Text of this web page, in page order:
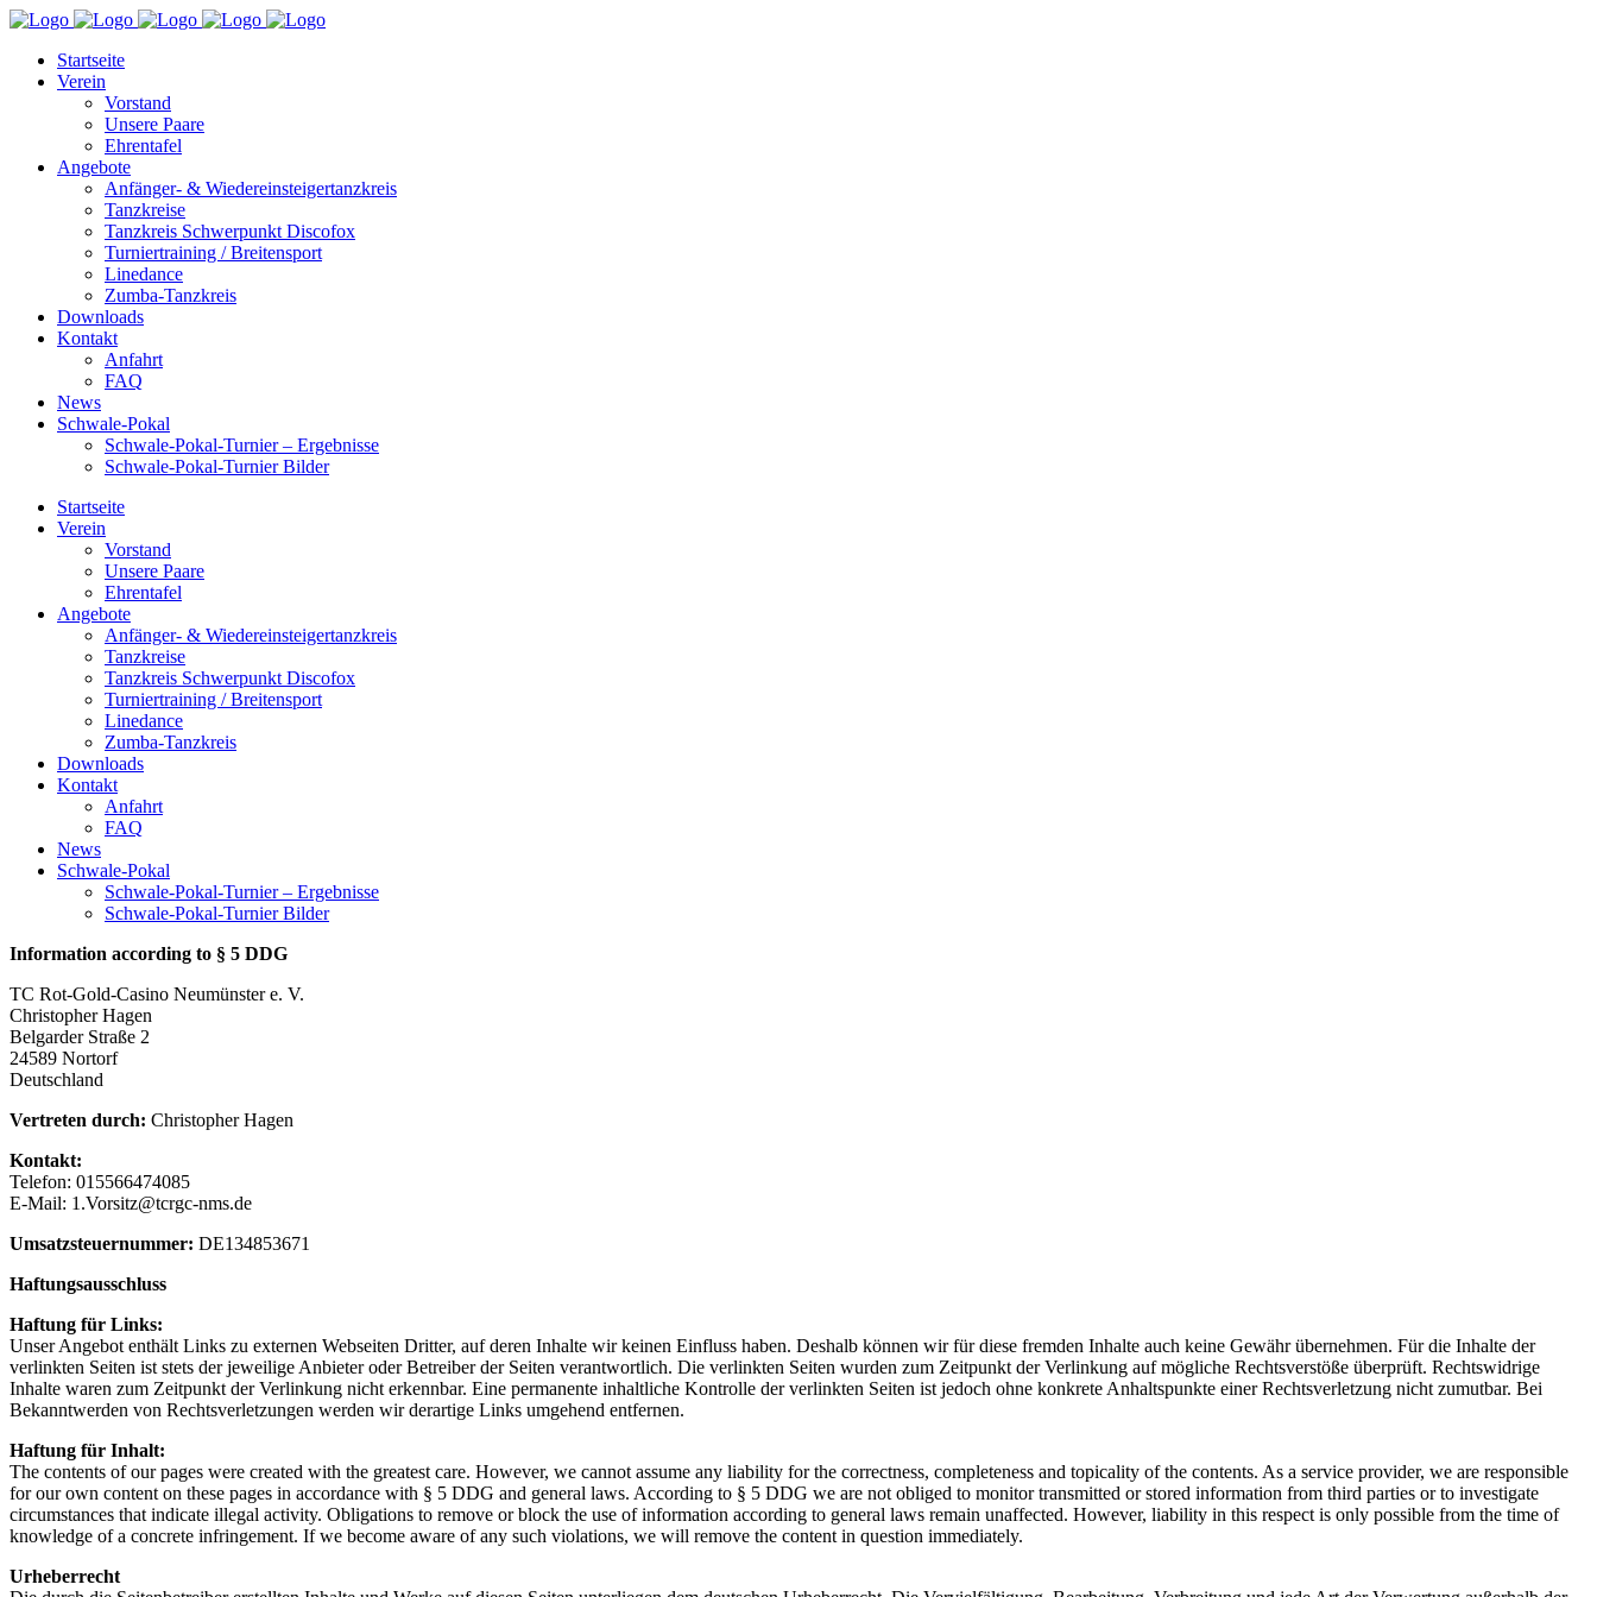
Startseite
Verein
Vorstand
Unsere Paare
Ehrentafel
Angebote
Anfänger- & Wiedereinsteigertanzkreis
Tanzkreise
Tanzkreis Schwerpunkt Discofox
Turniertraining / Breitensport
Linedance
Zumba-Tanzkreis
Downloads
Kontakt
Anfahrt
FAQ
News
Schwale-Pokal
Schwale-Pokal-Turnier – Ergebnisse
Schwale-Pokal-Turnier Bilder
Startseite
Verein
Vorstand
Unsere Paare
Ehrentafel
Angebote
Anfänger- & Wiedereinsteigertanzkreis
Tanzkreise
Tanzkreis Schwerpunkt Discofox
Turniertraining / Breitensport
Linedance
Zumba-Tanzkreis
Downloads
Kontakt
Anfahrt
FAQ
News
Schwale-Pokal
Schwale-Pokal-Turnier – Ergebnisse
Schwale-Pokal-Turnier Bilder
Information according to § 5 DDG
TC Rot-Gold-Casino Neumünster e. V.
Christopher Hagen
Belgarder Straße 2
24589 Nortorf
Deutschland
Vertreten durch: Christopher Hagen
Kontakt:
Telefon: 015566474085
E-Mail: 1.Vorsitz@tcrgc-nms.de
Umsatzsteuernummer: DE134853671
Haftungsausschluss
Haftung für Links:
Unser Angebot enthält Links zu externen Webseiten Dritter, auf deren Inhalte wir keinen Einfluss haben. Deshalb können wir für diese fremden Inhalte auch keine Gewähr übernehmen. Für die Inhalte der
verlinkten Seiten ist stets der jeweilige Anbieter oder Betreiber der Seiten verantwortlich. Die verlinkten Seiten wurden zum Zeitpunkt der Verlinkung auf mögliche Rechtsverstöße überprüft. Rechtswidrige
Inhalte waren zum Zeitpunkt der Verlinkung nicht erkennbar. Eine permanente inhaltliche Kontrolle der verlinkten Seiten ist jedoch ohne konkrete Anhaltspunkte einer Rechtsverletzung nicht zumutbar. Bei
Bekanntwerden von Rechtsverletzungen werden wir derartige Links umgehend entfernen.
Haftung für Inhalt:
The contents of our pages were created with the greatest care. However, we cannot assume any liability for the correctness, completeness and topicality of the contents. As a service provider, we are responsible
for our own content on these pages in accordance with § 5 DDG and general laws. According to § 5 DDG we are not obliged to monitor transmitted or stored information from third parties or to investigate
circumstances that indicate illegal activity. Obligations to remove or block the use of information according to general laws remain unaffected. However, liability in this respect is only possible from the time of
knowledge of a concrete infringement. If we become aware of any such violations, we will remove the content in question immediately.
Urheberrecht